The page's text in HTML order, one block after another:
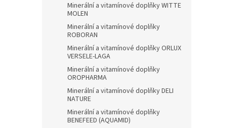
Minerální a vitamínové doplňky WITTE
MOLEN
Minerální a vitamínové doplňky
ROBORAN
Minerální a vitamínové doplňky ORLUX
VERSELE-LAGA
Minerální a vitamínové doplňky
OROPHARMA
Minerální a vitamínové doplňky DELI
NATURE
Minerální a vitamínové doplňky
BENEFEED (AQUAMID)